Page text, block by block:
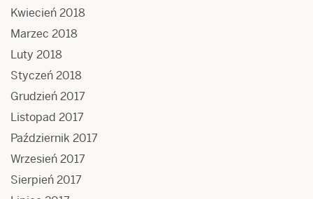
Kwiecień 2018
Marzec 2018
Luty 2018
Styczeń 2018
Grudzień 2017
Listopad 2017
Październik 2017
Wrzesień 2017
Sierpień 2017